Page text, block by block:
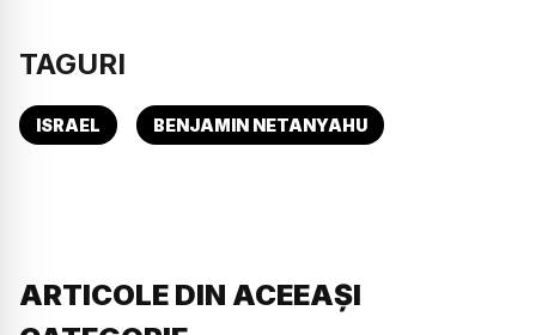
TAGURI
ISRAEL BENJAMIN NETANYAHU
ARTICOLE DIN ACEEAȘI